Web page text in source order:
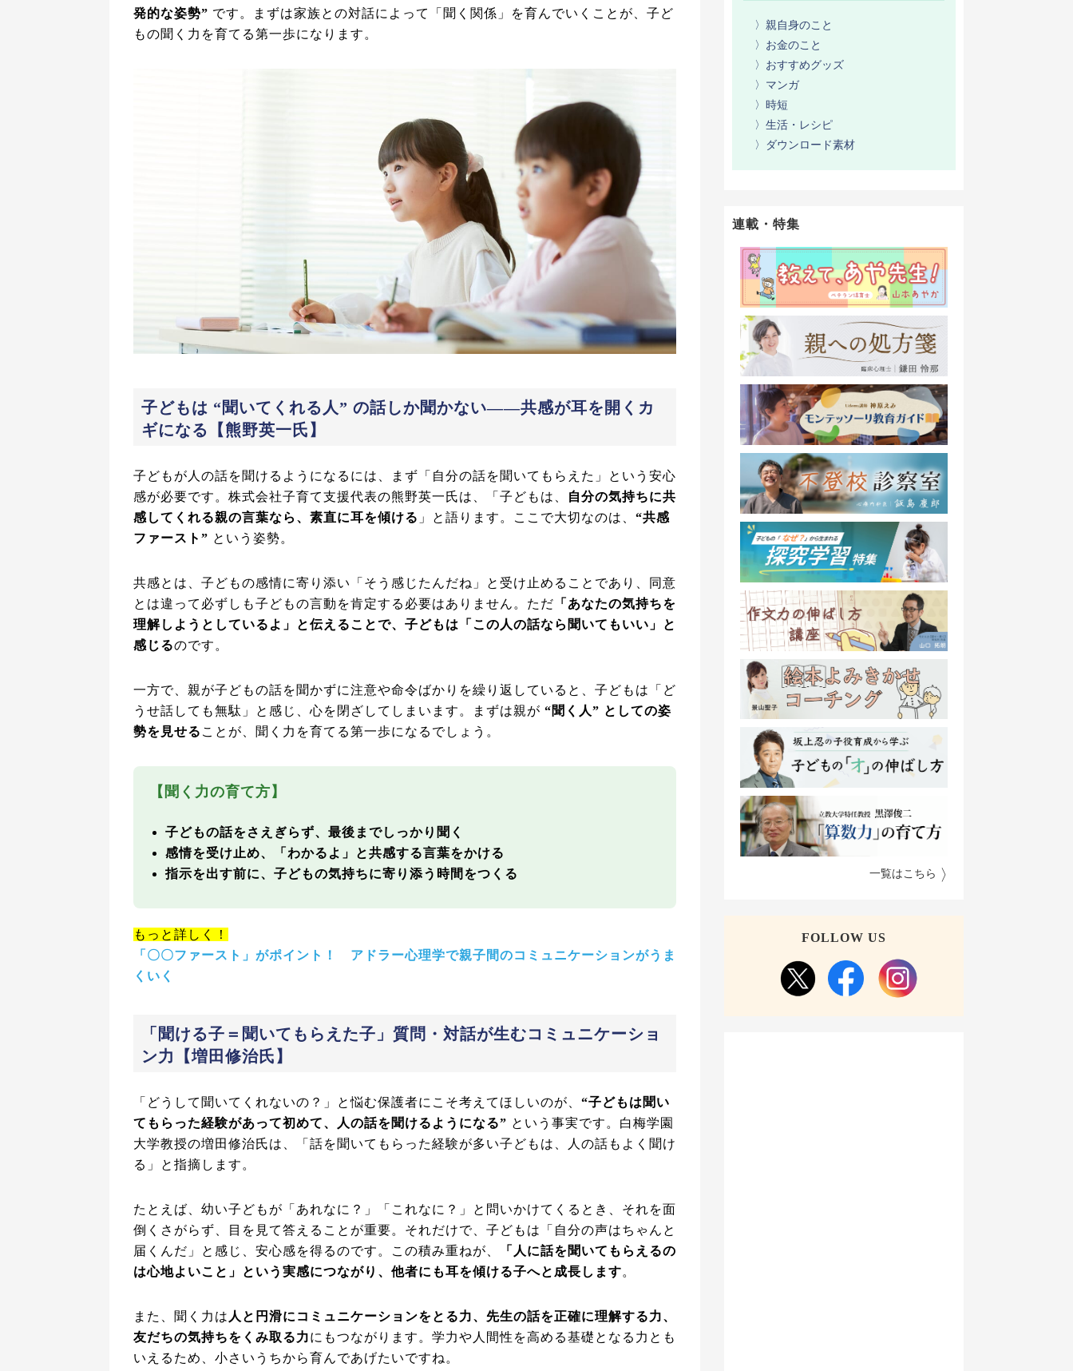
発的な姿勢” です。まずは家族との対話によって「聞く関係」を育んでいくことが、子ど
もの聞く力を育てる第一歩になります。
子どもは “聞いてくれる人” の話しか聞かない――共感が耳を開くカ
ギになる【熊野英一氏】
子どもが人の話を聞けるようになるには、まず「自分の話を聞いてもらえた」という安心
感が必要です。株式会社子育て支援代表の熊野英一氏は、「子どもは、
自分の気持ちに共
感してくれる親の言葉なら、素直に耳を傾ける 」と語ります。ここで大切なのは、 “共感
ファースト” という姿勢。
共感とは、子どもの感情に寄り添い「そう感じたんだね」と受け止めることであり、同意
とは違って必ずしも子どもの言動を肯定する必要はありません。ただ 「あなたの気持ちを
理解しようとしているよ」と伝えることで、子どもは「この人の話なら聞いてもいい」と
感じるのです。
一方で、親が子どもの話を聞かずに注意や命令ばかりを繰り返していると、子どもは「ど
うせ話しても無駄」と感じ、心を閉ざしてしまいます。まずは親が “聞く人” としての姿
勢を見せる ことが、聞く力を育てる第一歩になるでしょう。
【聞く力の育て方】
子どもの話をさえぎらず、最後までしっかり聞く
感情を受け止め、「わかるよ」と共感する言葉をかける
指示を出す前に、子どもの気持ちに寄り添う時間をつくる
もっと詳しく！
「〇〇ファースト」がポイント！ アドラー心理学で親子間のコミュニケーションがうま
くいく
「聞ける子＝聞いてもらえた子」質問・対話が生むコミュニケーショ
ン力【増田修治氏】
「どうして聞いてくれないの？」と悩む保護者にこそ考えてほしいのが、 “子どもは聞い
てもらった経験があって初めて、人の話を聞けるようになる” という事実です。白梅学園
大学教授の増田修治氏は、「話を聞いてもらった経験が多い子どもは、人の話もよく聞け
る」と指摘します。
たとえば、幼い子どもが「あれなに？」「これなに？」と問いかけてくるとき、それを面
倒くさがらず、目を見て答えることが重要。それだけで、子どもは「自分の声はちゃんと
届くんだ」と感じ、安心感を得るのです。この積み重ねが、
「人に話を聞いてもらえるの
は心地よいこと」という実感につながり、他者にも耳を傾ける子へと成長します。
また、聞く力は 人と円滑にコミュニケーションをとる力、先生の話を正確に理解する力、
友だちの気持ちをくみ取る力にもつながります。学力や人間性を高める基礎となる力とも
いえるため、小さいうちから育んであげたいですね。
〉親自身のこと
〉お金のこと
〉おすすめグッズ
〉マンガ
〉時短
〉生活・レシピ
〉ダウンロード素材
連載・特集
一覧はこちら
FOLLOW US